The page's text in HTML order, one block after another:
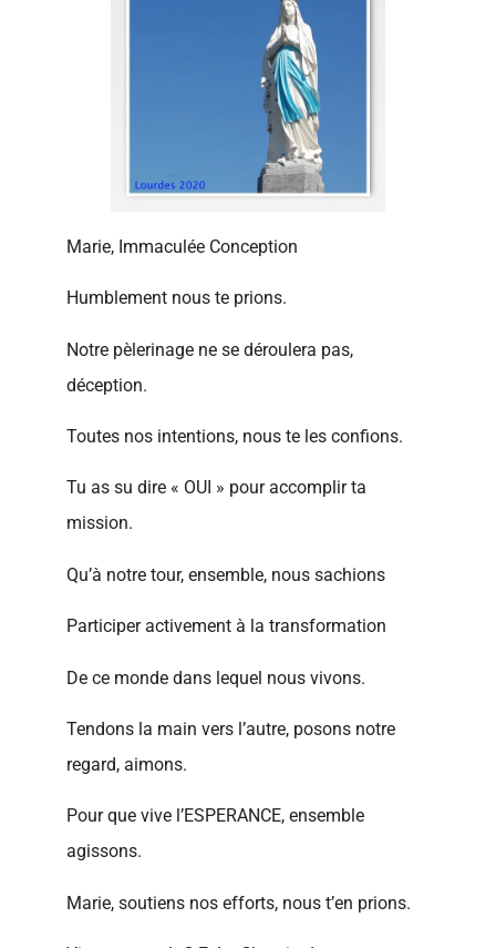
Marie, Immaculée Conception
Humblement nous te prions.
Notre pèlerinage ne se déroulera pas,
déception.
Toutes nos intentions, nous te les confions.
Tu as su dire « OUI » pour accomplir ta
mission.
Qu’à notre tour, ensemble, nous sachions
Participer activement à la transformation
De ce monde dans lequel nous vivons.
Tendons la main vers l’autre, posons notre
regard, aimons.
Pour que vive l’ESPERANCE, ensemble
agissons.
Marie, soutiens nos efforts, nous t’en prions.